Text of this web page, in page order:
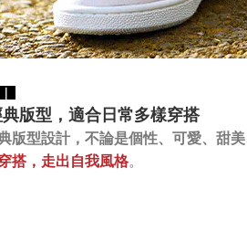
版型，適合日常多樣穿搭
版型設計 ，不論是個性、可愛、甜
搭，走出自我風格。